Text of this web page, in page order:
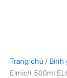
Trang chủ / Bình
Elmich 500ml